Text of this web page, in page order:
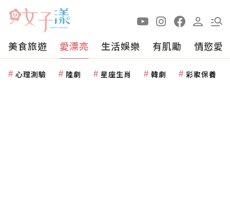
美食旅遊 愛漂亮 生活娛樂 有肌勵 情慾愛
心理測驗 陸劇 星座生肖 韓劇 彩妝保養